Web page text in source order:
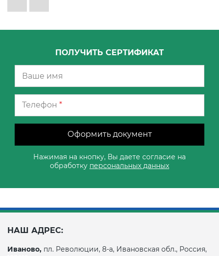
ПОЛУЧИТЬ СЕРТИФИКАТ
Телефон *
Оформить документ
Нажимая на кнопку, Вы даете согласие на
обработку персональных данных
НАШ АДРЕС:
Иваново, пл. Революции, 8-а, Ивановская обл., Россия,